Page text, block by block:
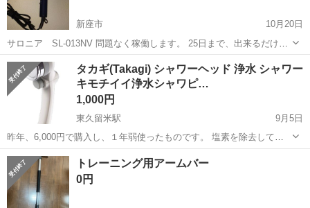
新座市
10月20日
サロニア SL-013NV 問題なく稼働します。 25日まで、出来るだけ早
く取りに来てくれる方を優先させて頂きます。 宜しくお願いします。
埼玉 新座市 美容家電
タカギ(Takagi) シャワーヘッド 浄水 シャワー
キモチイイ浄水シャワピ…
1,000円
東久留米駅
9月5日
昨年、6,000円で購入し、１年弱使ったものです。 塩素を除去して髪
やお肌にやさしい水へ。 美容や皮膚の乾燥が気になる方や乳幼児やご
老人など皮膚バリア機能が弱い方にオススメです。 浄水ON/OFF切替
が可能です。 浴室の掃...
埼玉 新座市 東久留米駅 美容家電
トレーニング用アームバー
0円